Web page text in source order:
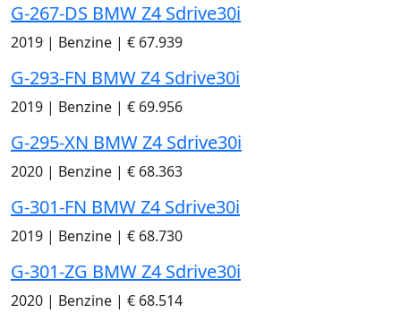
G-267-DS BMW Z4 Sdrive30i
2019 | Benzine | € 67.939
G-293-FN BMW Z4 Sdrive30i
2019 | Benzine | € 69.956
G-295-XN BMW Z4 Sdrive30i
2020 | Benzine | € 68.363
G-301-FN BMW Z4 Sdrive30i
2019 | Benzine | € 68.730
G-301-ZG BMW Z4 Sdrive30i
2020 | Benzine | € 68.514